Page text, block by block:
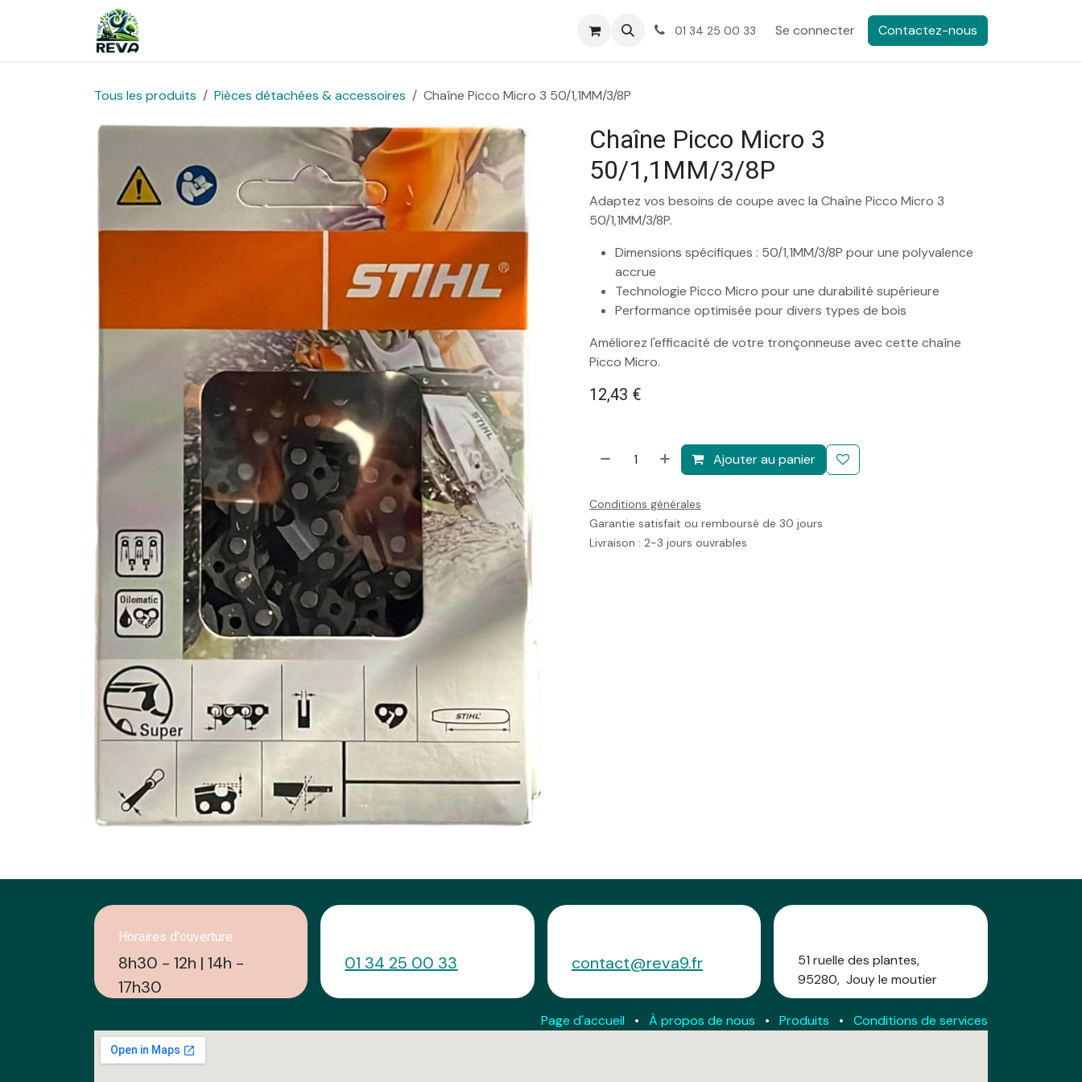
Se rendre au contenu
01 34 25 00 33 Se connecter Contactez-nous
Tous les produits Pièces détachées & accessoires Chaîne Picco Micro 3 50/1,1MM/3/8P
Chaîne Picco Micro 3
50/1,1MM/3/8P
Adaptez vos besoins de coupe avec la Chaîne Picco Micro 3
50/1,1MM/3/8P.
Dimensions spécifiques : 50/1,1MM/3/8P pour une polyvalence
accrue
Technologie Picco Micro pour une durabilité supérieure
Performance optimisée pour divers types de bois
Améliorez l'efficacité de votre tronçonneuse avec cette chaîne
Picco Micro.
12,43 €
Ajouter au panier
Conditions générales
Garantie satisfait ou remboursé de 30 jours
Livraison : 2-3 jours ouvrables
Horaires d'ouverture
8h30 - 12h | 14h -
17h30
01 34 25 00 33 contact@reva9.fr
Page d'accueil • À propos de nous • Produits • Conditions de services
51 ruelle des plantes,
95280, Jouy le moutier